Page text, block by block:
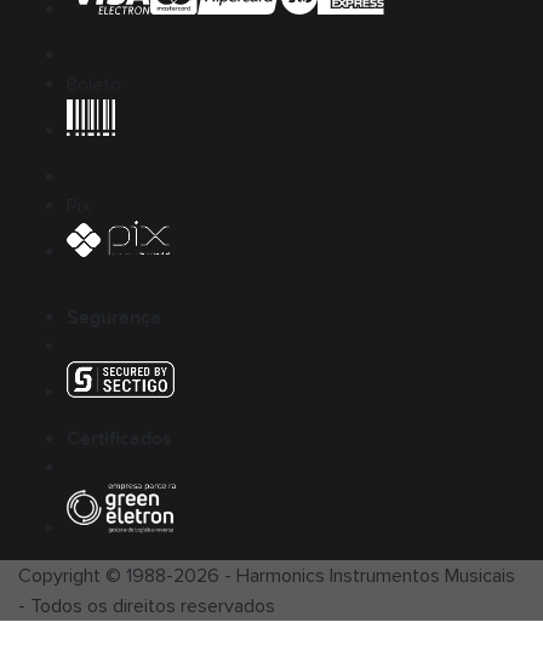
Copyright © 1988-2026 - Harmonics Instrumentos Musicais
- Todos os direitos reservados